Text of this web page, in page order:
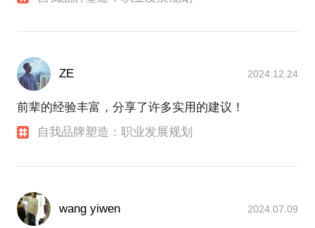
ZE 2024.12.24
前辈的经验丰富，分享了许多实用的建议！
自我品牌塑造：职业发展规划
wang yiwen 2024.07.09